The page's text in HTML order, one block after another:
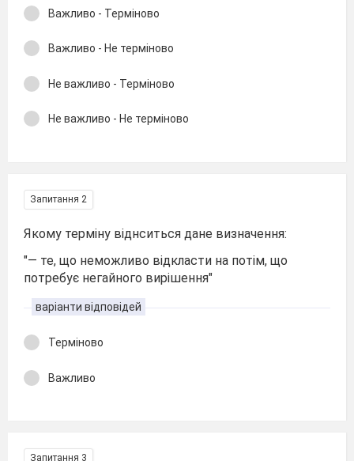
Важливо - Терміново
Важливо - Не терміново
Не важливо - Терміново
Не важливо - Не терміново
Запитання 2
Якому терміну віднситься дане визначення:
"— те, що неможливо відкласти на потім, що
потребує негайного вирішення"
варіанти відповідей
Терміново
Важливо
Запитання 3